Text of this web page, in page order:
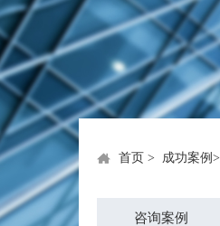
首页 > 成功案例 >
咨询案例